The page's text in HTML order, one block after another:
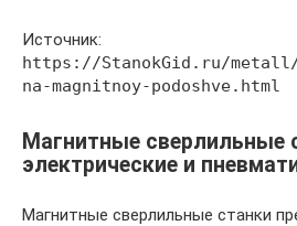
Источник:
https://StanokGid.ru/
na-magnitnoy-podoshve.html
Магнитные сверлильные
электрические и
Магнитные сверлильные станки